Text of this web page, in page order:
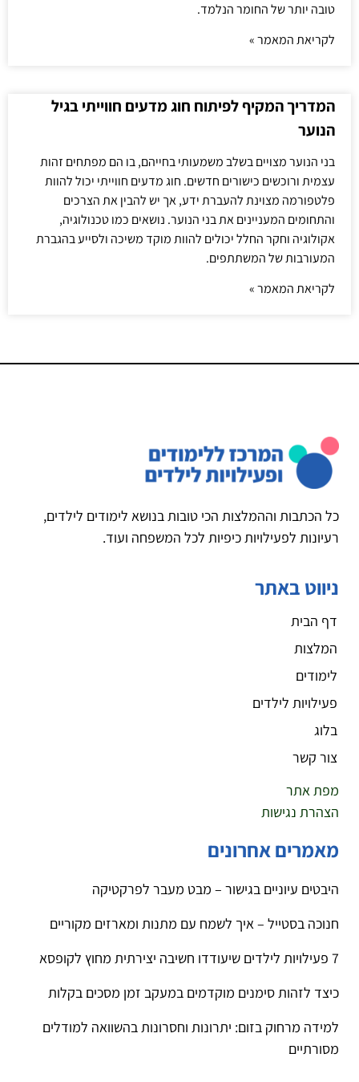
טובה יותר של החומר הנלמד.
לקריאת המאמר »
המדריך המקיף לפיתוח חוג מדעים חווייתי בגיל
הנוער
בני הנוער מצויים בשלב משמעותי בחייהם, בו הם מפתחים זהות
עצמית ורוכשים כישורים חדשים. חוג מדעים חווייתי יכול להוות
פלטפורמה מצוינת להעברת ידע, אך יש להבין את הצרכים
והתחומים המעניינים את בני הנוער. נושאים כמו טכנולוגיה,
אקולוגיה וחקר החלל יכולים להוות מוקד משיכה ולסייע בהגברת
המעורבות של המשתתפים.
לקריאת המאמר »
כל הכתבות וההמלצות הכי טובות בנושא לימודים לילדים,
רעיונות לפעילויות כיפיות לכל המשפחה ועוד.
ניווט באתר
דף הבית
המלצות
לימודים
פעילויות לילדים
בלוג
צור קשר
מפת אתר
הצהרת נגישות
מאמרים אחרונים
היבטים עיוניים בגישור – מבט מעבר לפרקטיקה
חנוכה בסטייל – איך לשמח עם מתנות ומארזים מקוריים
7 פעילויות לילדים שיעודדו חשיבה יצירתית מחוץ לקופסא
כיצד לזהות סימנים מוקדמים במעקב זמן מסכים בקלות
למידה מרחוק בזום: יתרונות וחסרונות בהשוואה למודלים
מסורתיים